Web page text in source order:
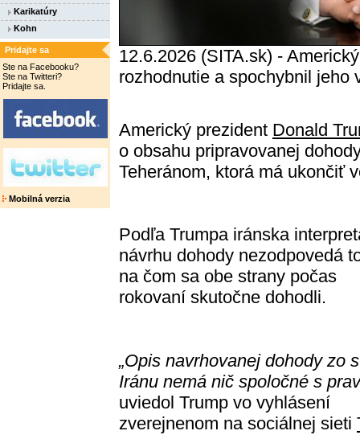
Karikatúry
Kohn
Pridajte sa
Ste na Facebooku?
Ste na Twitteri?
Pridajte sa.
Mobilná verzia
12.6.2026 (SITA.sk) -
rozhodnutie a spochybnil jeho
Americký prezident Donald
o obsahu pripravovanej
Teheránom, ktorá má ukončiť
Podľa Trumpa iránska
návrhu dohody nezodpovedá
na čom sa obe strany počas
rokovaní skutočne dohodli.
„Opis navrhovanej dohody zo
Iránu nemá nič spoločné s
uviedol Trump vo vyhlásení
zverejnenom na sociálnej sieti